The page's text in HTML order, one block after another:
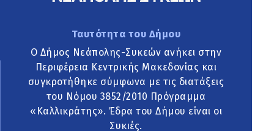
Ταυτότητα του Δήμου
Ο Δήμος Νεάπολης-Συκεών ανήκει στην
Περιφέρεια Κεντρικής Μακεδονίας και
συγκροτήθηκε σύμφωνα με τις διατάξεις
του Νόμου 3852/2010 Πρόγραμμα
«Καλλικράτης». Έδρα του Δήμου είναι οι
Συκιές.